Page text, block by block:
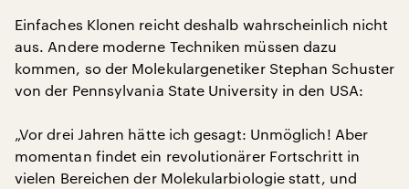
Einfaches Klonen reicht deshalb wahrscheinlich nicht
aus. Andere moderne Techniken müssen dazu
kommen, so der Molekulargenetiker Stephan Schuster
von der Pennsylvania State University in den USA:
„Vor drei Jahren hätte ich gesagt: Unmöglich! Aber
momentan findet ein revolutionärer Fortschritt in
vielen Bereichen der Molekularbiologie statt, und